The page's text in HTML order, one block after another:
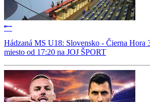
Hádzaná MS U18: Slovensko - Čierna Hora
miesto od 17:20 na JOJ ŠPORT